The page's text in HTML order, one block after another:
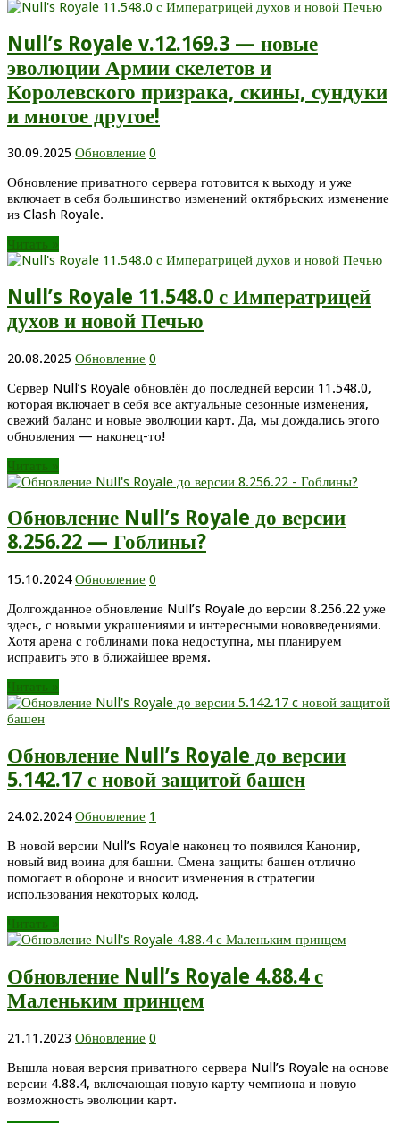
Null’s Royale v.12.169.3 — новые
эволюции Армии скелетов и
Королевского призрака, скины, сундуки
и многое другое!
30.09.2025 Обновление 0
Обновление приватного сервера готовится к выходу и уже
включает в себя большинство изменений октябрьских изменение
из Clash Royale.
Читать »
Null’s Royale 11.548.0 с Императрицей
духов и новой Печью
20.08.2025 Обновление 0
Сервер Null’s Royale обновлён до последней версии 11.548.0,
которая включает в себя все актуальные сезонные изменения,
свежий баланс и новые эволюции карт. Да, мы дождались этого
обновления — наконец-то!
Читать »
Обновление Null’s Royale до версии
8.256.22 — Гоблины?
15.10.2024 Обновление 0
Долгожданное обновление Null’s Royale до версии 8.256.22 уже
здесь, с новыми украшениями и интересными нововведениями.
Хотя арена с гоблинами пока недоступна, мы планируем
исправить это в ближайшее время.
Читать »
Обновление Null’s Royale до версии
5.142.17 с новой защитой башен
24.02.2024 Обновление 1
В новой версии Null’s Royale наконец то появился Канонир,
новый вид воина для башни. Смена защиты башен отлично
помогает в обороне и вносит изменения в стратегии
использования некоторых колод.
Читать »
Обновление Null’s Royale 4.88.4 с
Маленьким принцем
21.11.2023 Обновление 0
Вышла новая версия приватного сервера Null’s Royale на основе
версии 4.88.4, включающая новую карту чемпиона и новую
возможность эволюции карт.